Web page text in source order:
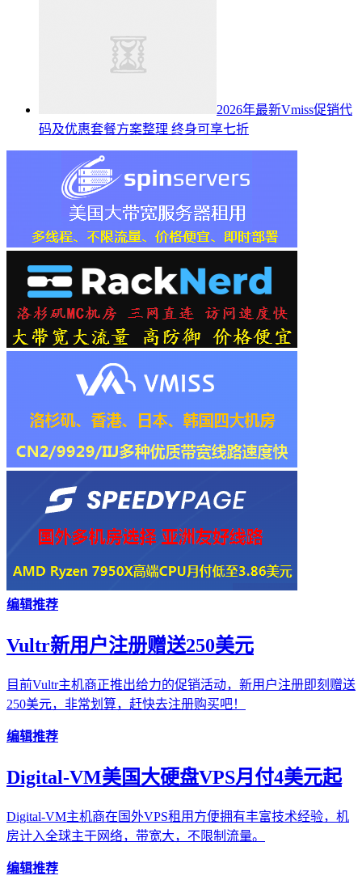
2026年最新Vmiss促销代
码及优惠套餐方案整理 终身可享七折
编辑推荐
Vultr新用户注册赠送250美元
目前Vultr主机商正推出给力的促销活动，新用户注册即刻赠送
250美元，非常划算，赶快去注册购买吧！
编辑推荐
Digital-VM美国大硬盘VPS月付4美元起
Digital-VM主机商在国外VPS租用方便拥有丰富技术经验，机
房计入全球主干网络，带宽大，不限制流量。
编辑推荐